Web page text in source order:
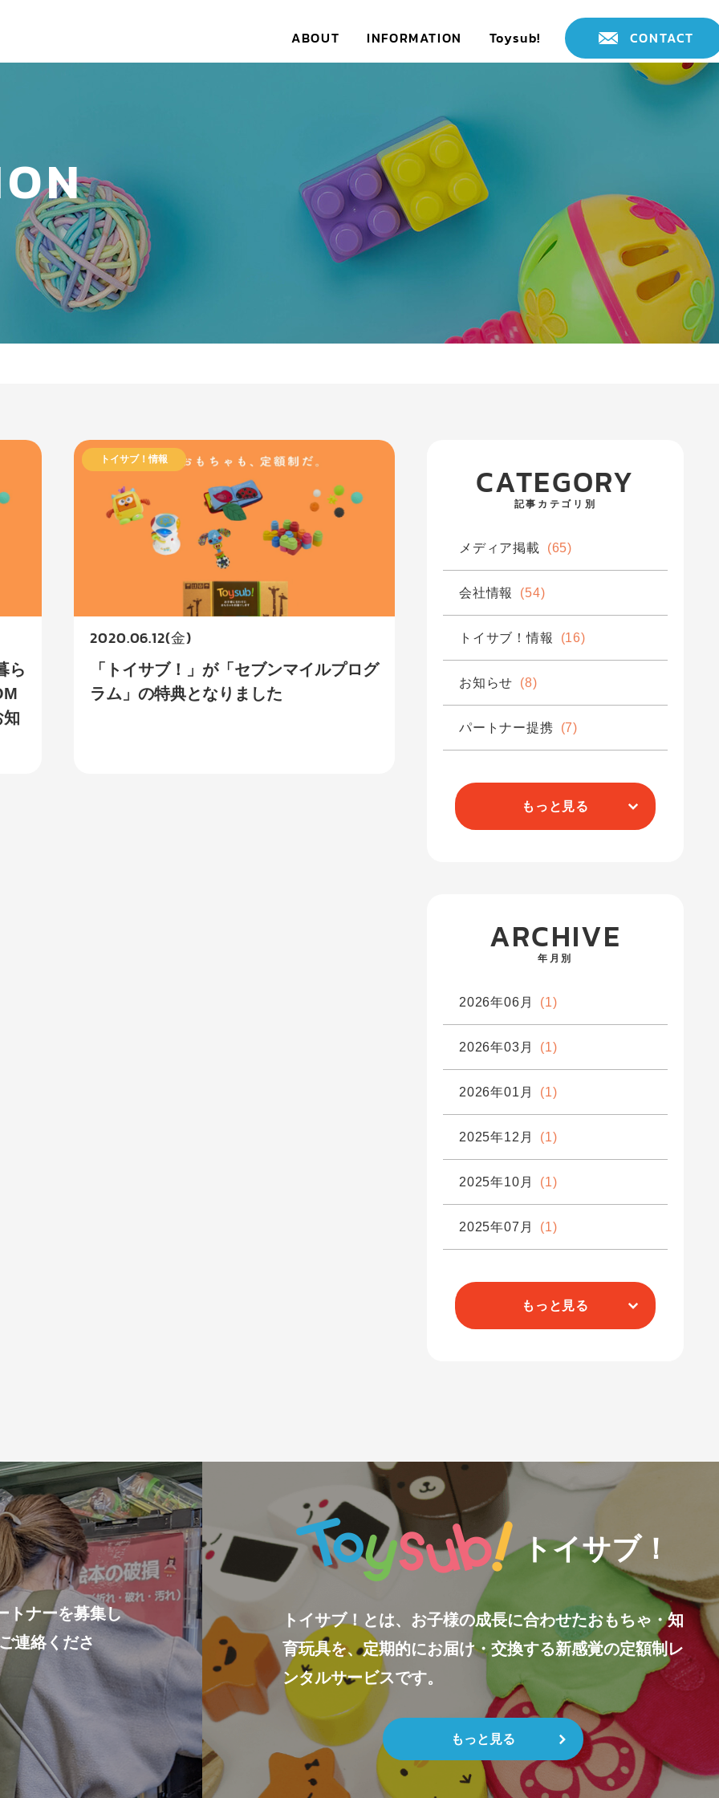
ABOUT INFORMATION Toysub! CONTACT
ら
知
トイサブ！情報
2020.06.12(金)
「トイサブ！」が「セブンマイルプログ
ラム」の特典となりました
CATEGORY
記事カテゴリ別
メディア掲載 (65)
会社情報 (54)
トイサブ！情報 (16)
お知らせ (8)
パートナー提携 (7)
もっと見る
ARCHIVE
年月別
2026年06月 (1)
2026年03月 (1)
2026年01月 (1)
2025年12月 (1)
2025年10月 (1)
2025年07月 (1)
もっと見る
トナーを募集し
連絡くださ
トイサブ！
トイサブ！とは、お子様の成長に合わせたおもちゃ・知
育玩具を、定期的にお届け・交換する新感覚の定額制レ
ンタルサービスです。
もっと見る